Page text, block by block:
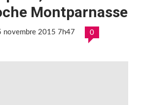
Montparnasse
novembre 2015 7h47
0